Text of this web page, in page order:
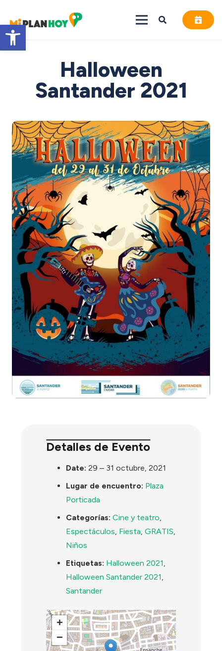
Abrir barra de herramientas
Halloween
Santander 2021
Detalles de Evento
Date: 29 – 31 octubre, 2021
Lugar de encuentro: Plaza
Porticada
Categorías: Cine y teatro
Espectáculos Fiesta ,GRATIS
Niños
Etiquetas: Halloween 2021
Halloween Santander 2021
Santander
+
−